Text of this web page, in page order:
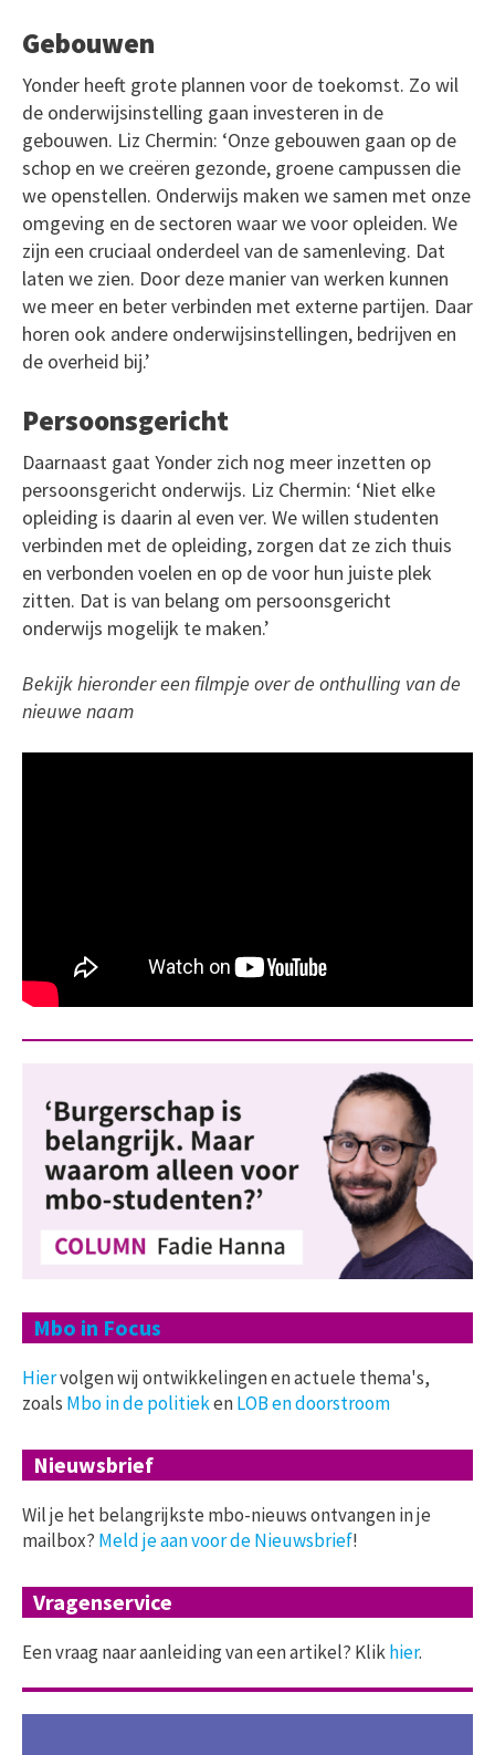
Gebouwen
Yonder heeft grote plannen voor de toekomst. Zo wil
de onderwijsinstelling gaan investeren in de
gebouwen. Liz Chermin: ‘Onze gebouwen gaan op de
schop en we creëren gezonde, groene campussen die
we openstellen. Onderwijs maken we samen met onze
omgeving en de sectoren waar we voor opleiden. We
zijn een cruciaal onderdeel van de samenleving. Dat
laten we zien. Door deze manier van werken kunnen
we meer en beter verbinden met externe partijen. Daar
horen ook andere onderwijsinstellingen, bedrijven en
de overheid bij.’
Persoonsgericht
Daarnaast gaat Yonder zich nog meer inzetten op
persoonsgericht onderwijs. Liz Chermin: ‘Niet elke
opleiding is daarin al even ver. We willen studenten
verbinden met de opleiding, zorgen dat ze zich thuis
en verbonden voelen en op de voor hun juiste plek
zitten. Dat is van belang om persoonsgericht
onderwijs mogelijk te maken.’
Bekijk hieronder een filmpje over de onthulling van de
nieuwe naam
Mbo in Focus
Hiervolgen wij ontwikkelingen en actuele thema's,
zoals Mbo in de politiekenLOB en doorstroom
Nieuwsbrief
Wil je het belangrijkste mbo-nieuws ontvangen in je
mailbox? Meld je aan voor de Nieuwsbrief!
Vragenservice
Een vraag naar aanleiding van een artikel? Klikhier.